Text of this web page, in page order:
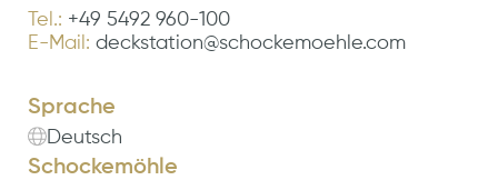
Tel.: +49 5492 960-100
E-Mail: deckstation@schockemoehle.com
Sprache
Deutsch
Schockemöhle